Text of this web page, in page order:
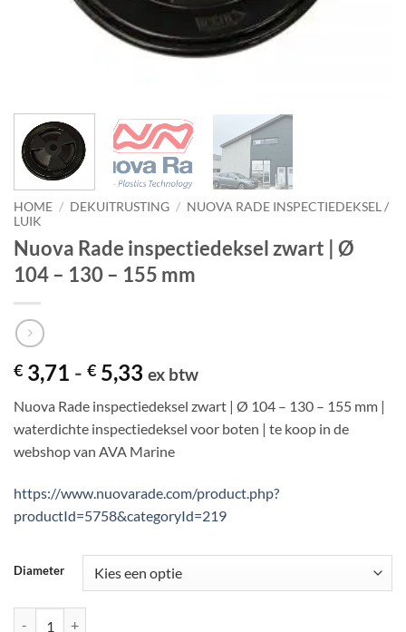
HOME / DEKUITRUSTING / NUOVA RADE INSPECTIEDEKSEL /
LUIK
Nuova Rade inspectiedeksel zwart | Ø
104 – 130 – 155 mm
€ 3,71 - € 5,33 Prijsklasse:
tot
€ 5,33
ex btw
Nuova Rade inspectiedeksel zwart | Ø 104 – 130 – 155 mm |
waterdichte inspectiedeksel voor boten | te koop in de
webshop van AVA Marine
https://www.nuovarade.com/product.php?
productId=5758&categoryId=219
Diameter